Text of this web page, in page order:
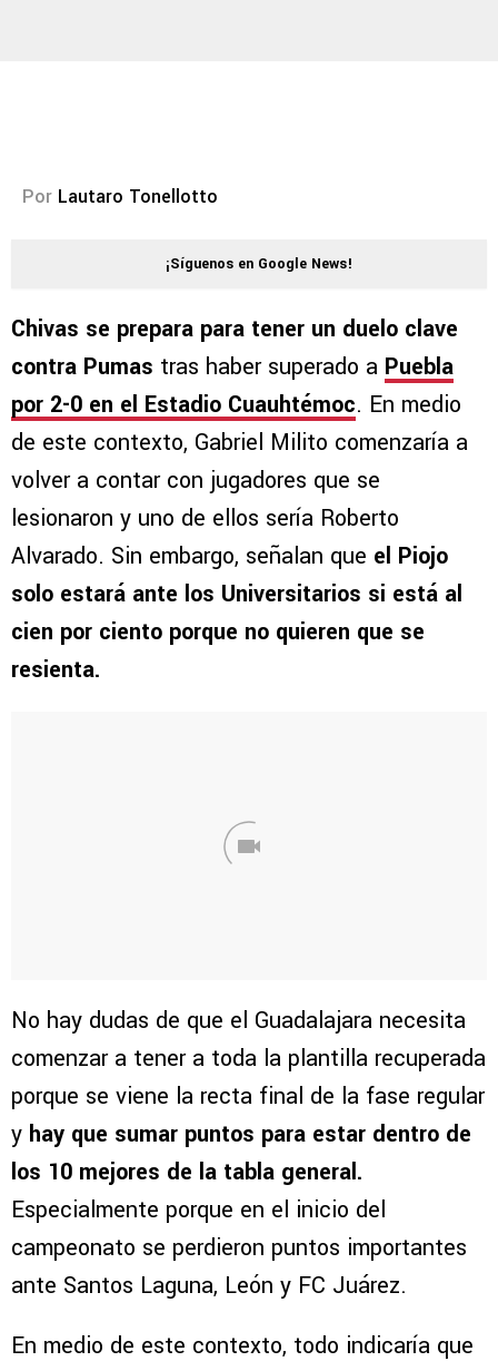
Por Lautaro Tonellotto
¡Síguenos en Google News!
Chivas se prepara para tener un duelo clave
contra Pumas tras haber superado a Puebla
por 2-0 en el Estadio Cuauhtémoc. En medio
de este contexto, Gabriel Milito comenzaría a
volver a contar con jugadores que se
lesionaron y uno de ellos sería Roberto
Alvarado. Sin embargo, señalan que el Piojo
solo estará ante los Universitarios si está al
cien por ciento porque no quieren que se
resienta.
No hay dudas de que el Guadalajara necesita
comenzar a tener a toda la plantilla recuperada
porque se viene la recta final de la fase regular
y hay que sumar puntos para estar dentro de
los 10 mejores de la tabla general.
Especialmente porque en el inicio del
campeonato se perdieron puntos importantes
ante Santos Laguna, León y FC Juárez.
En medio de este contexto, todo indicaría que